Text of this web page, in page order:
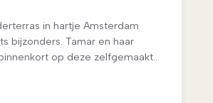
in hartje Amsterdam
bijzonders. Tamar en haar
op deze zelfgemaakte